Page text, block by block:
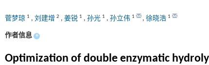
菅梦琼 1 , 刘建增 2 , 姜锐 1 , 孙光 1 , 孙立伟 1 , 徐晓浩 1
作者信息 +
Optimization of double enzymatic